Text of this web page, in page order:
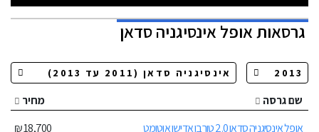
גרסאותאופל אינסיגניה סדאן
שם גרסה
מחיר
אופל אינסיגניה סדאן 2.0 טורבו אדישן אוטומט
18,700 ₪